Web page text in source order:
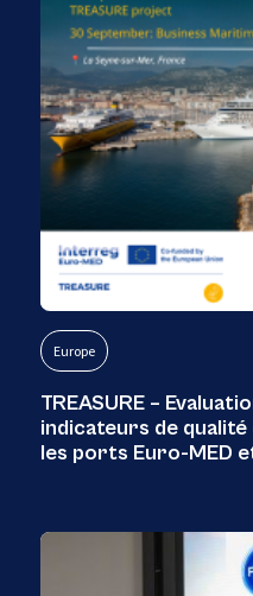
Europe
TREASURE –
indicateurs de
les ports Euro-MED